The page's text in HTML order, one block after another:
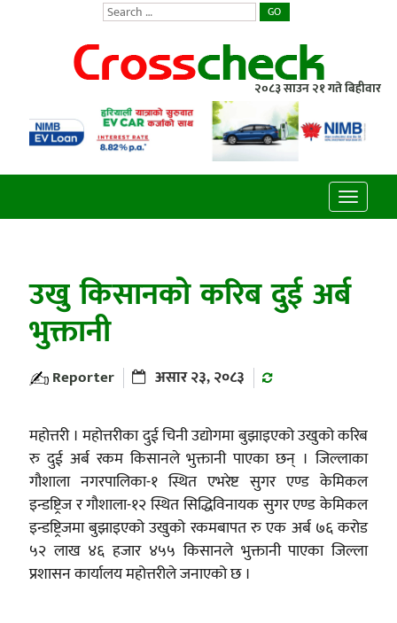
GO
२०८३ साउन २१ गते बिहीवार
Toggle
उखु किसानको करिब दुई अर्ब
भुक्तानी
Reporter असार २३, २०८३
महोत्तरी । महोत्तरीका दुई चिनी उद्योगमा बुझाइएको उखुको करिब
रु दुई अर्ब रकम किसानले भुक्तानी पाएका छन् । जिल्लाका
गौशाला नगरपालिका-१ स्थित एभरेष्ट सुगर एण्ड केमिकल
इन्डष्ट्रिज र गौशाला-१२ स्थित सिद्धिविनायक सुगर एण्ड केमिकल
इन्डष्ट्रिजमा बुझाइएको उखुको रकमबापत रु एक अर्ब ७६ करोड
५२ लाख ४६ हजार ४५५ किसानले भुक्तानी पाएका जिल्ला
प्रशासन कार्यालय महोत्तरीले जनाएको छ ।